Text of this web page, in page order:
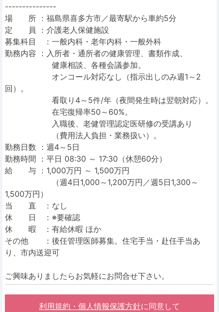
---------------
場 所 ：福島県喜多方市／最寄駅から車約5分
定 員 ：介護老人保健施設
募集科目 ：一般内科・老年内科・一般外科
勤務内容 ：入所者・通所者の健康管理、書類作成、
健康相談、各種会議参加。
オンコール対応なし（指示出しのみ週1～2
回）。
看取り4～5件/年（夜間発生時は翌朝対応）。
在宅復帰率50～60%。
入職後、老健管理認定医研修の受講あり
（費用法人負担・業務扱い）。
勤務日数 ：週4～5日
勤務時間 ：平日 08:30 ～ 17:30（休憩60分）
給 与 ：1,000万円 ～ 1,500万円
（週4日1,000～1,200万円／週5日1,300～
1,500万円）
当 直 ：なし
休 日 ：※要確認
休 暇 ：有給休暇 ほか
その他 ：後任管理医師募集。住宅手当・赴任手当あ
り、市内送迎可
ご興味ありましたらお気軽にお問合せ下さい。
利用規約・個人情報保護方針に同意して